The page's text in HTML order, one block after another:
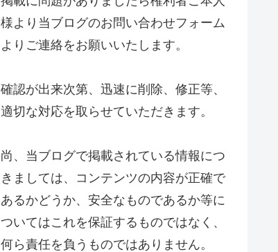
様より当ブログのお問い合わせフォーム
よりご連絡をお願いいたします。
確認が出来次第、迅速に削除、修正等、
適切な対応を取らせていただきます。
尚、当ブログで掲載されている情報につ
きましては、コンテンツの内容が正確で
あるかどうか、安全なものであるか等に
ついてはこれを保証するものではなく、
何ら責任を負うものではありません。